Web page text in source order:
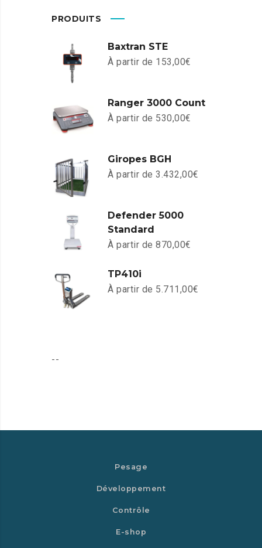
PRODUITS
Baxtran STE
À partir de 153,00€
Ranger 3000 Count
À partir de 530,00€
Giropes BGH
À partir de 3.432,00€
Defender 5000
Standard
À partir de 870,00€
TP410i
À partir de 5.711,00€
--
Pesage
Développement
Contrôle
E-shop